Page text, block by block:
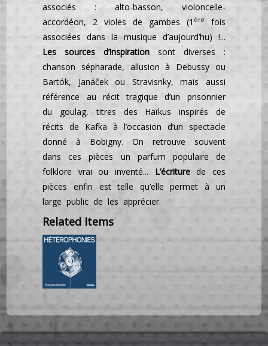
associés : alto-basson, violoncelle-
accordéon, 2 violes de gambes (1 ère
fois
associées dans la musique d’aujourd’hu) !...
Les sources d’inspiration sont diverses :
chanson sépharade, allusion à Debussy ou
Bartók, Janáček ou Stravisnky, mais aussi
référence au récit tragique d’un prisonnier
du goulag, titres des Haïkus inspirés de
récits de Kafka à l’occasion d’un spectacle
donné à Bobigny. On retrouve souvent
dans ces pièces un parfum populaire de
folklore vrai ou inventé... L’écriturede ces
pièces enfin est telle qu’elle permet à un
large public de les apprécier.
Related Items